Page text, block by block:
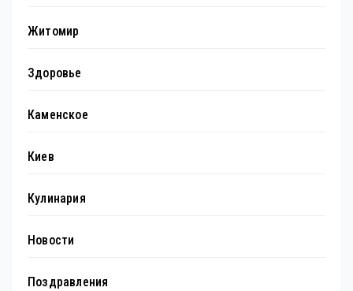
Житомир
Здоровье
Каменское
Киев
Кулинария
Новости
Поздравления